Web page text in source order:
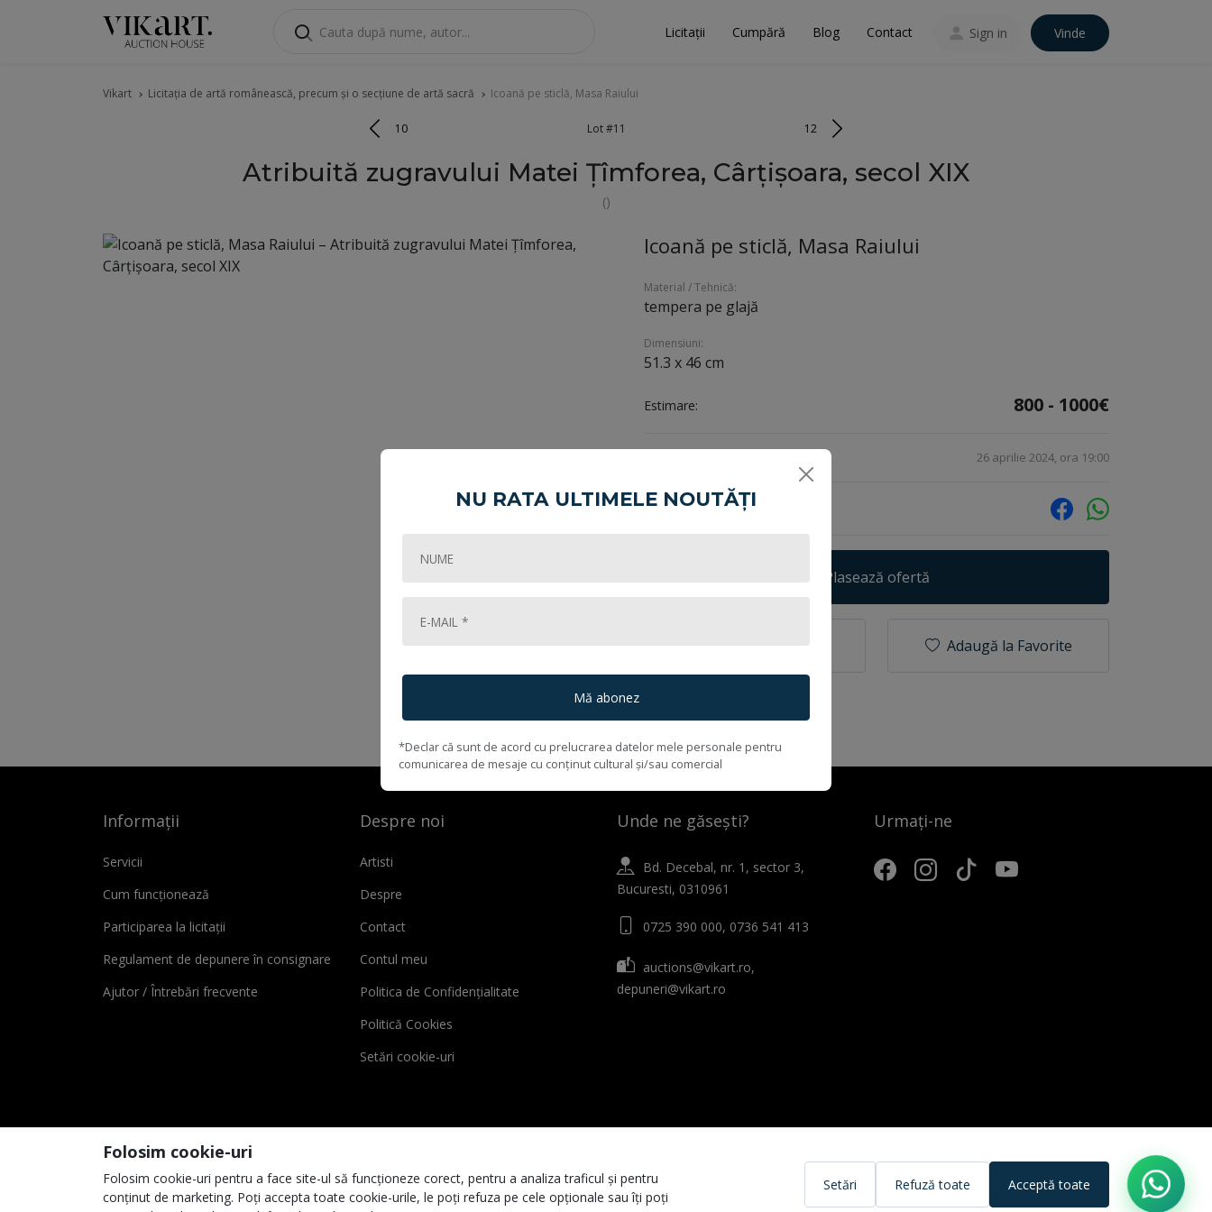
Licitații Cumpără Blog Contact Sign in Vinde
Vikart Licitația de artă românească, precum și o secțiune de artă sacră Icoană pe sticlă, Masa Raiului
10 Lot #11 12
Atribuită zugravului Matei Țîmforea, Cârțișoara, secol XIX
()
Icoană pe sticlă, Masa Raiului
Material / Tehnică:
tempera pe glajă
Dimensiuni:
51.3 x 46 cm
Estimare: 800 - 1000€
26 aprilie 2024, ora 19:00
Share:
Plasează ofertă
Adaugă la Favorite
Informații
Servicii
Cum funcționează
Participarea la licitații
Regulament de depunere în consignare
Ajutor / Întrebări frecvente
Despre noi
Artisti
Despre
Contact
Contul meu
Politica de Confidențialitate
Politică Cookies
Setări cookie-uri
Unde ne găsești?
Bd. Decebal, nr. 1, sector 3,
Bucuresti, 0310961
0725 390 000, 0736 541 413
auctions@vikart.ro,
depuneri@vikart.ro
Urmați-ne
Folosim cookie-uri
Folosim cookie-uri pentru a face site-ul să funcționeze corect, pentru a analiza traficul și pentru
conținut de marketing. Poți accepta toate cookie-urile, le poți refuza pe cele opționale sau îți poți
Setări Refuză toate Acceptă toate
NU RATA ULTIMELE NOUTĂȚI
Mă abonez
*Declar că sunt de acord cu prelucrarea datelor mele personale pentru
comunicarea de mesaje cu conținut cultural și/sau comercial